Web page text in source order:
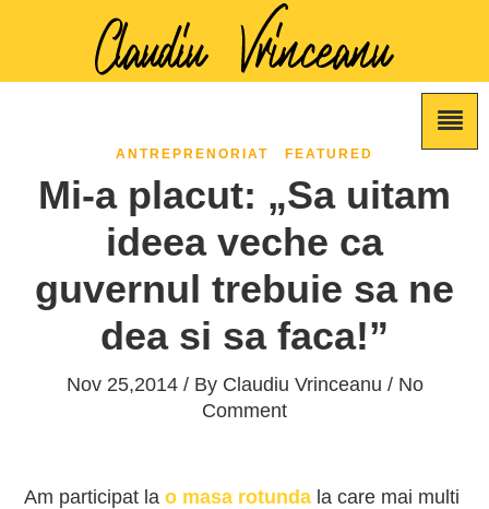
ANTREPRENORIAT FEATURED
Mi-a placut: „Sa uitam
ideea veche ca
guvernul trebuie sa ne
dea si sa faca!”
Nov 25,2014 / By Claudiu Vrinceanu / No
Comment
Am participat lao masa rotunda la care mai multi